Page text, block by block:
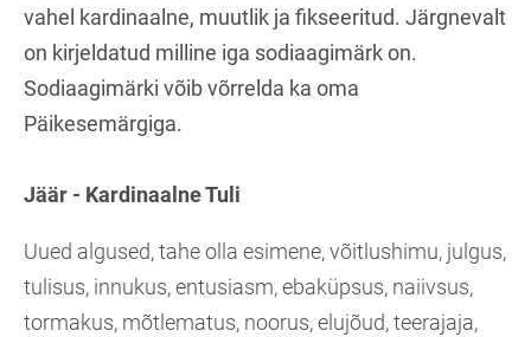
vahel kardinaalne, muutlik ja fikseeritud. Järgnevalt
on kirjeldatud milline iga sodiaagimärk on.
Sodiaagimärki võib võrrelda ka oma
Päikesemärgiga.
Jäär - Kardinaalne Tuli
Uued algused, tahe olla esimene, võitlushimu, julgus,
tulisus, innukus, entusiasm, ebaküpsus, naiivsus,
tormakus, mõtlematus, noorus, elujõud, teerajaja,